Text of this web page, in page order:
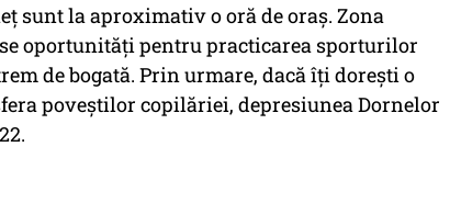
sunt la aproximativ o oră de oraș. Zona
oportunități pentru practicarea sporturilor
de bogată. Prin urmare, dacă îți dorești o
poveștilor copilăriei, depresiunea Dornelor